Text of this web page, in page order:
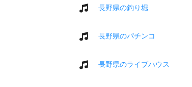
長野県の釣り堀
長野県のパチンコ
長野県のライブハウス